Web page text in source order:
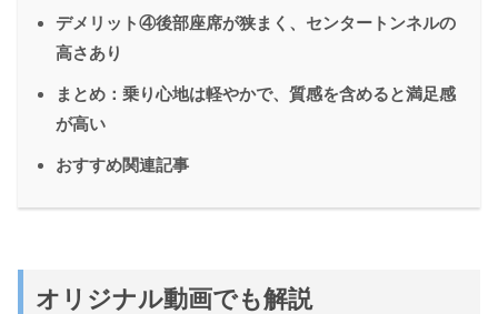
デメリット④後部座席が狭まく、センタートンネルの
高さあり
まとめ：乗り心地は軽やかで、質感を含めると満足感
が高い
おすすめ関連記事
オリジナル動画でも解説